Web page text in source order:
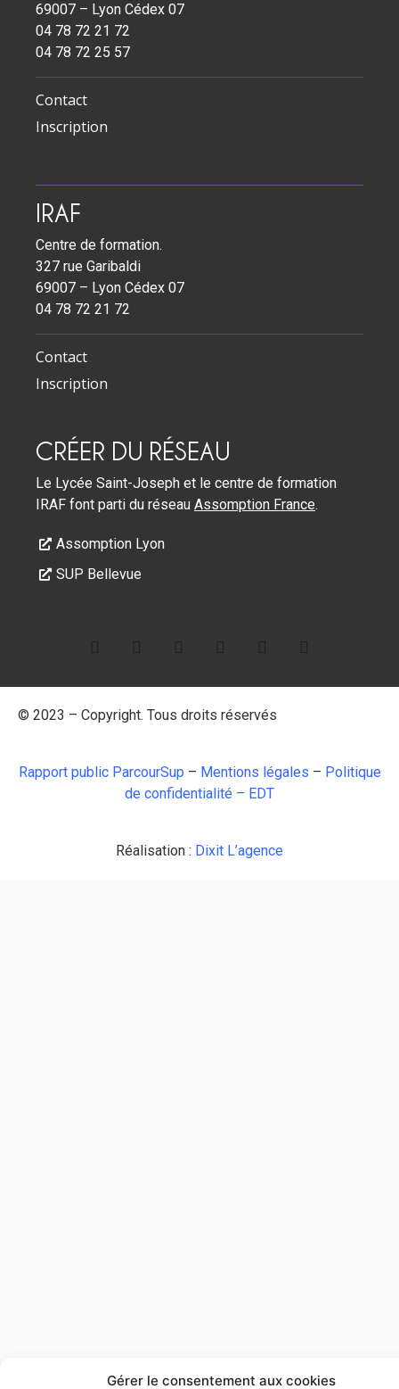
Gérer le consentement aux cookies
69007 – Lyon Cédex 07
04 78 72 21 72
04 78 72 25 57
Contact
Inscription
IRAF
Centre de formation.
327 rue Garibaldi
69007 – Lyon Cédex 07
04 78 72 21 72
Contact
Inscription
CRÉER DU RÉSEAU
Le Lycée Saint-Joseph et le centre de formation
IRAF font parti du réseau Assomption France.
Assomption Lyon
SUP Bellevue
© 2023 – Copyright. Tous droits réservés
Rapport public ParcourSup – Mentions légales – Politique
de confidentialité – EDT
Réalisation : Dixit L’agence